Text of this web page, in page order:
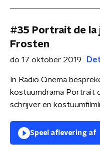
#35 Portrait de la
Frosten
do 17 oktober 2019
In Radio Cinema
kostuumdrama Portrait
schrijver en
Speel aflevering af